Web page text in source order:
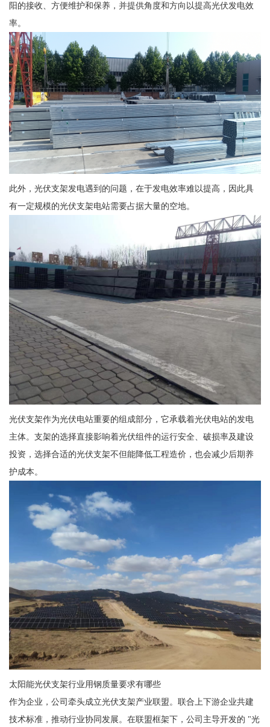
阳的接收、方便维护和保养，并提供角度和方向以提高光伏发电效
率。
此外，光伏支架发电遇到的问题，在于发电效率难以提高，因此具
有一定规模的光伏支架电站需要占据大量的空地。
光伏支架作为光伏电站重要的组成部分，它承载着光伏电站的发电
主体。支架的选择直接影响着光伏组件的运行安全、破损率及建设
投资，选择合适的光伏支架不但能降低工程造价，也会减少后期养
护成本。
太阳能光伏支架行业用钢质量要求有哪些
作为企业，公司牵头成立光伏支架产业联盟。联合上下游企业共建
技术标准，推动行业协同发展。在联盟框架下，公司主导开发的 "光